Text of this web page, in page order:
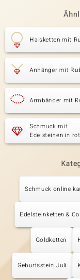
Halsketten mit
Anhänger mit
Armbänder mit
Schmuck mit
Edelsteinen in rot
Schmuck online
Edelsteinketten &
Goldketten
Geburtsstein Juli